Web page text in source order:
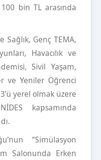
bin TL arasında
Genç TEMA,
Havacılık ve
Sivil Yaşam,
ve Yeniler Öğrenci
yerel olmak üzere
kapsamında
“Simülasyon
Salonunda Erken